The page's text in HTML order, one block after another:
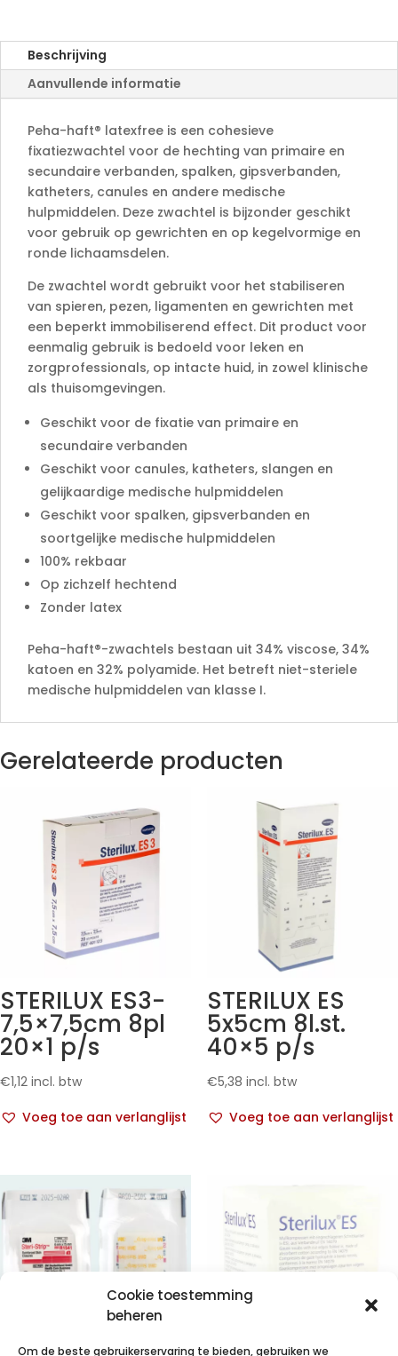
Cookie toestemming
beheren
Om de beste gebruikerservaring te bieden, gebruiken we
a
t
Beschrijving
Aanvullende informatie
Peha-haft® latexfree is een cohesieve
fixatiezwachtel voor de hechting van primaire en
secundaire verbanden, spalken, gipsverbanden,
katheters, canules en andere medische
hulpmiddelen. Deze zwachtel is bijzonder geschikt
voor gebruik op gewrichten en op kegelvormige en
ronde lichaamsdelen.
De zwachtel wordt gebruikt voor het stabiliseren
van spieren, pezen, ligamenten en gewrichten met
een beperkt immobiliserend effect. Dit product voor
eenmalig gebruik is bedoeld voor leken en
zorgprofessionals, op intacte huid, in zowel klinische
als thuisomgevingen.
Geschikt voor de fixatie van primaire en
secundaire verbanden
Geschikt voor canules, katheters, slangen en
gelijkaardige medische hulpmiddelen
Geschikt voor spalken, gipsverbanden en
soortgelijke medische hulpmiddelen
100% rekbaar
Op zichzelf hechtend
Zonder latex
Peha-haft®-zwachtels bestaan uit 34% viscose, 34%
katoen en 32% polyamide. Het betreft niet-steriele
medische hulpmiddelen van klasse I.
Gerelateerde producten
STERILUX ES3-
7,5×7,5cm 8pl
20×1 p/s
€1,12 incl. btw
Voeg toe aan verlanglijst
STERILUX ES
5x5cm 8l.st.
40×5 p/s
€5,38 incl. btw
Voeg toe aan verlanglijst